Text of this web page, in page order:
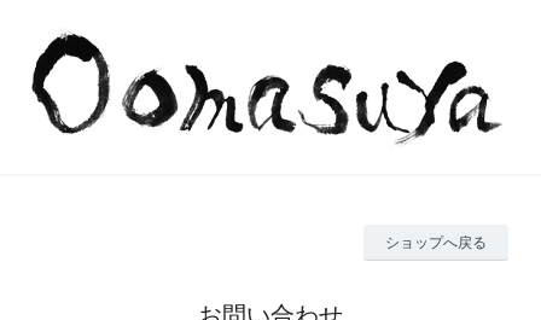
ショップへ戻る